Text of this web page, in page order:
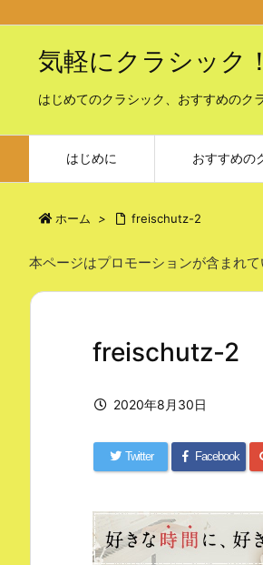
気軽にクラシック！
はじめてのクラシック、おすすめのク
はじめに おすすめの
ホーム > freischutz-2
本ページはプロモーションが含まれて
freischutz-2
2020年8月30日
Twitter Facebook